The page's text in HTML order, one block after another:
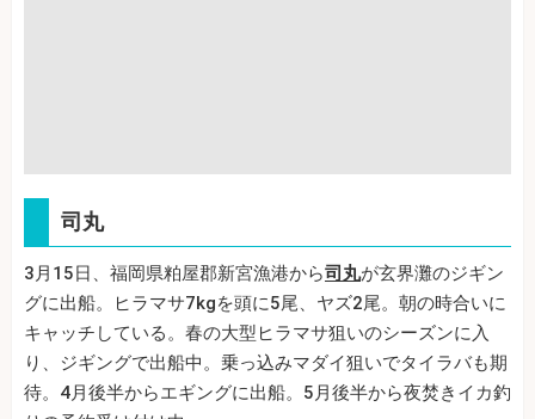
司丸
3月15日、福岡県粕屋郡新宮漁港から司丸が玄界灘のジギン
グに出船。ヒラマサ7kgを頭に5尾、ヤズ2尾。朝の時合いに
キャッチしている。春の大型ヒラマサ狙いのシーズンに入
り、ジギングで出船中。乗っ込みマダイ狙いでタイラバも期
待。4月後半からエギングに出船。5月後半から夜焚きイカ釣